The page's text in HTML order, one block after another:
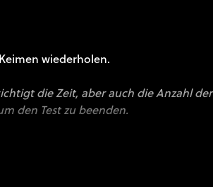
wiederholen.
die Zeit, aber auch die Anzahl der
den Test zu beenden.